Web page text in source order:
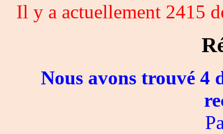
Il y a actuellement 2415
Nous avons trouvé 4